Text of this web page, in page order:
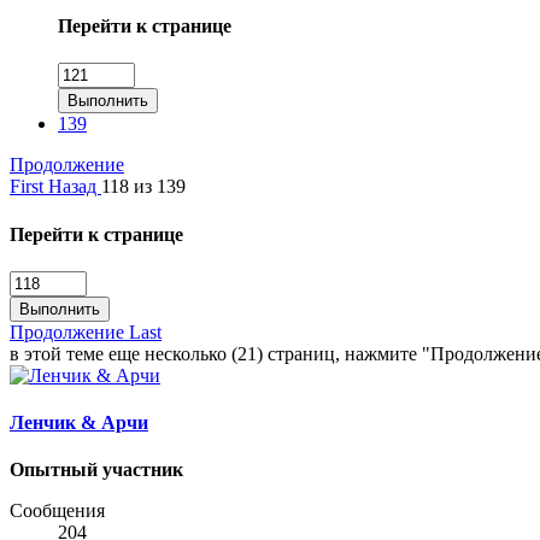
Перейти к странице
Выполнить
139
Продолжение
First Назад 118 из 139
Перейти к странице
Выполнить
Продолжение Last
в этой теме еще несколько (21) страниц, нажмите
Ленчик & Арчи
Опытный участник
Сообщения
204